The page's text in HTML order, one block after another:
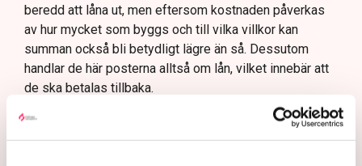
beredd att låna ut, men eftersom kostnaden påverkas
av hur mycket som byggs och till vilka villkor kan
summan också bli betydligt lägre än så. Dessutom
handlar de här posterna alltså om lån, vilket innebär att
de ska betalas tillbaka.
”Om elen under den aktuella